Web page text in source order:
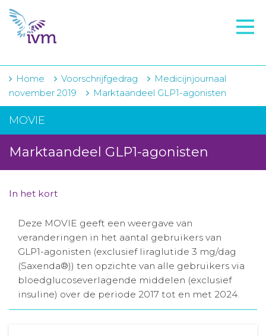
VMI
FTO voorbereiding
IVM-academie
Zorginstellingen
Voorschrijfgedrag
Projecten
Contact
Winkelwagentje
Aanmelden nieuwsbrief
Home Voorschrijfgedrag
Medicijnjournaal
november 2019
Marktaandeel GLP1-agonisten
MOVIE
Marktaandeel GLP1-agonisten
In het kort
Deze MOVIE geeft een weergave van
veranderingen in het aantal gebruikers van
GLP1-agonisten (exclusief liraglutide 3 mg/dag
(Saxenda®)) ten opzichte van alle gebruikers via
bloedglucoseverlagende middelen (exclusief
insuline) over de periode 2017 tot en met 2024.